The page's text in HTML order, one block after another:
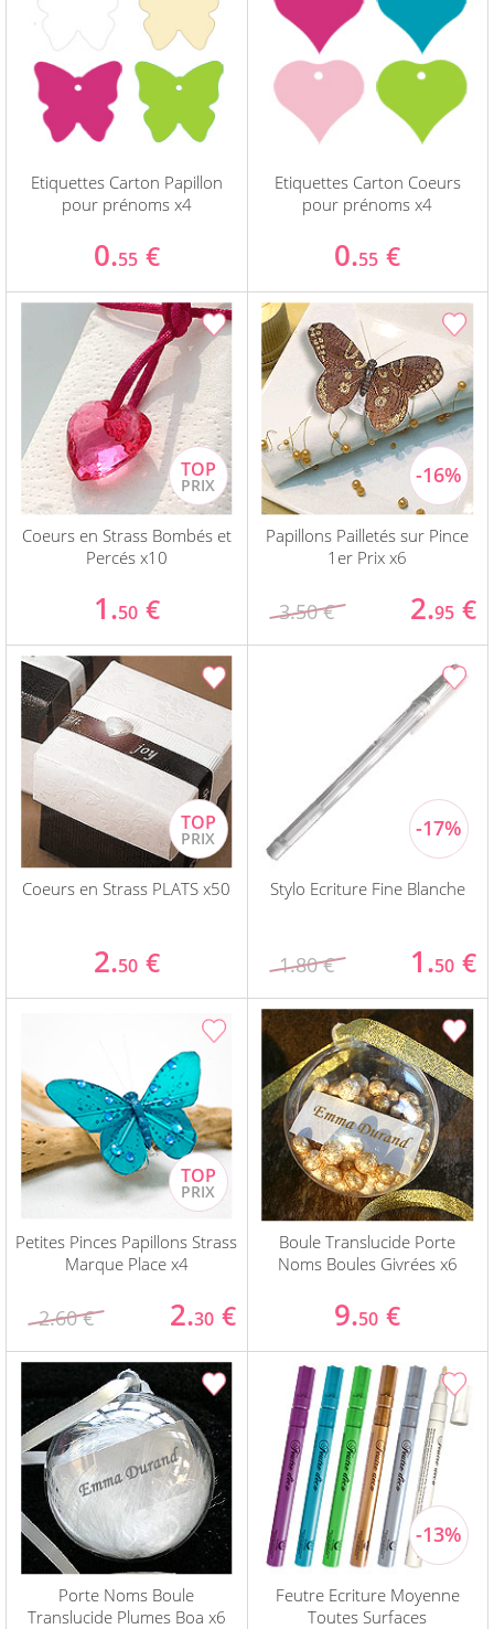
Etiquettes Carton Papillon
pour prénoms x4
0.55 €
Etiquettes Carton Coeurs
pour prénoms x4
0.55 €
Coeurs en Strass Bombés et
Percés x10
1.50 €
Papillons Pailletés sur Pince
1er Prix x6
3.50 € 2.95 €
Coeurs en Strass PLATS x50
2.50 €
Stylo Ecriture Fine Blanche
1.80 € 1.50 €
Petites Pinces Papillons Strass
Marque Place x4
2.60 € 2.30 €
Boule Translucide Porte
Noms Boules Givrées x6
9.50 €
Porte Noms Boule
Translucide Plumes Boa x6
Feutre Ecriture Moyenne
Toutes Surfaces